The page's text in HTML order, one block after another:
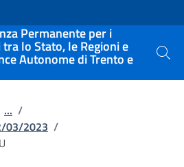
Permanente per i
lo Stato, le Regioni e
Autonome di Trento e Cerca
... /
03/2023 /